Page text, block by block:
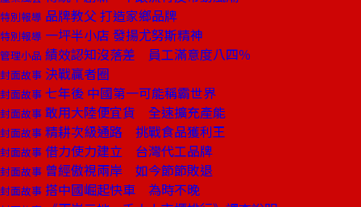
特別報導 品牌教父 打造家鄉品牌
特別報導 一坪半小店 發揚尤努斯精神
管理小品 績效認知沒落差 員工滿意度八四％
封面故事 決戰贏者圈
封面故事 七年後 中國第一可能稱霸世界
封面故事 敢用大陸便宜貨 全速擴充產能
封面故事 精耕次級通路 挑戰食品獲利王
封面故事 借力使力建立 台灣代工品牌
封面故事 曾經傲視兩岸 如今節節敗退
封面故事 搭中國崛起快車 為時不晚